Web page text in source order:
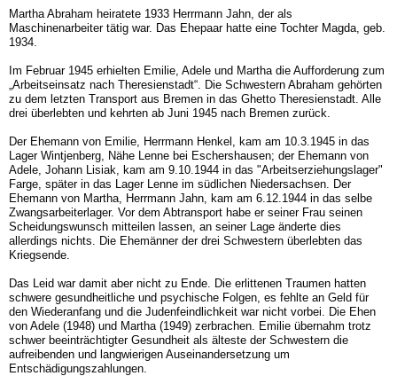
Martha Abraham heiratete 1933 Herrmann Jahn, der als
Maschinenarbeiter tätig war. Das Ehepaar hatte eine Tochter Magda, geb.
1934.
Im Februar 1945 erhielten Emilie, Adele und Martha die Aufforderung zum
„Arbeitseinsatz nach Theresienstadt“. Die Schwestern Abraham gehörten
zu dem letzten Transport aus Bremen in das Ghetto Theresienstadt. Alle
drei überlebten und kehrten ab Juni 1945 nach Bremen zurück.
Der Ehemann von Emilie, Herrmann Henkel, kam am 10.3.1945 in das
Lager Wintjenberg, Nähe Lenne bei Eschershausen; der Ehemann von
Adele, Johann Lisiak, kam am 9.10.1944 in das "Arbeitserziehungslager"
Farge, später in das Lager Lenne im südlichen Niedersachsen. Der
Ehemann von Martha, Herrmann Jahn, kam am 6.12.1944 in das selbe
Zwangsarbeiterlager. Vor dem Abtransport habe er seiner Frau seinen
Scheidungswunsch mitteilen lassen, an seiner Lage änderte dies
allerdings nichts. Die Ehemänner der drei Schwestern überlebten das
Kriegsende.
Das Leid war damit aber nicht zu Ende. Die erlittenen Traumen hatten
schwere gesundheitliche und psychische Folgen, es fehlte an Geld für
den Wiederanfang und die Judenfeindlichkeit war nicht vorbei. Die Ehen
von Adele (1948) und Martha (1949) zerbrachen. Emilie übernahm trotz
schwer beeinträchtigter Gesundheit als älteste der Schwestern die
aufreibenden und langwierigen Auseinandersetzung um
Entschädigungszahlungen.